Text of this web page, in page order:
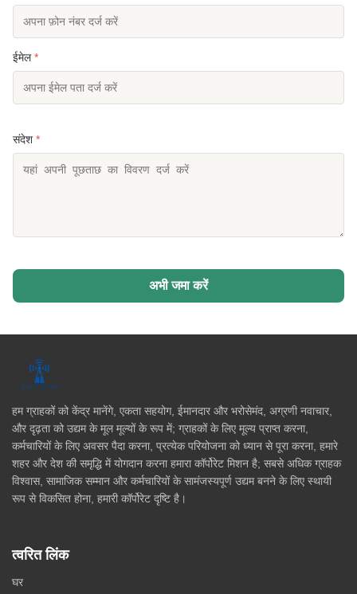
ईमेल*
संदेश *
अभी जमा करें
हम ग्राहकों को केंद्र मानेंगे, एकता सहयोग, ईमानदार और भरोसेमंद, अग्रणी नवाचार,
और दृढ़ता को उद्यम के मूल मूल्यों के रूप में; ग्राहकों के लिए मूल्य प्राप्त करना,
कर्मचारियों के लिए अवसर पैदा करना, प्रत्येक परियोजना को ध्यान से पूरा करना, हमारे
शहर और देश की समृद्धि में योगदान करना हमारा कॉर्पोरेट मिशन है; सबसे अधिक ग्राहक
विश्वास, सामाजिक सम्मान और कर्मचारियों के सामंजस्यपूर्ण उद्यम बनने के लिए स्थायी
रूप से विकसित होना, हमारी कॉर्पोरेट दृष्टि है।
त्वरित लिंक
घर